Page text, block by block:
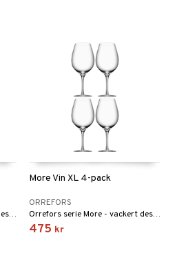
Orrefors serie More - vackert designade glas som tål maskindisk! Formgivna av Erika Lagerbielke 2013.
More Vin XL 4-pack
ORREFORS
Orrefors serie More - vackert designade glas som tål maskindisk! Formgivna av Erika Lagerbielke 2013.
475 kr